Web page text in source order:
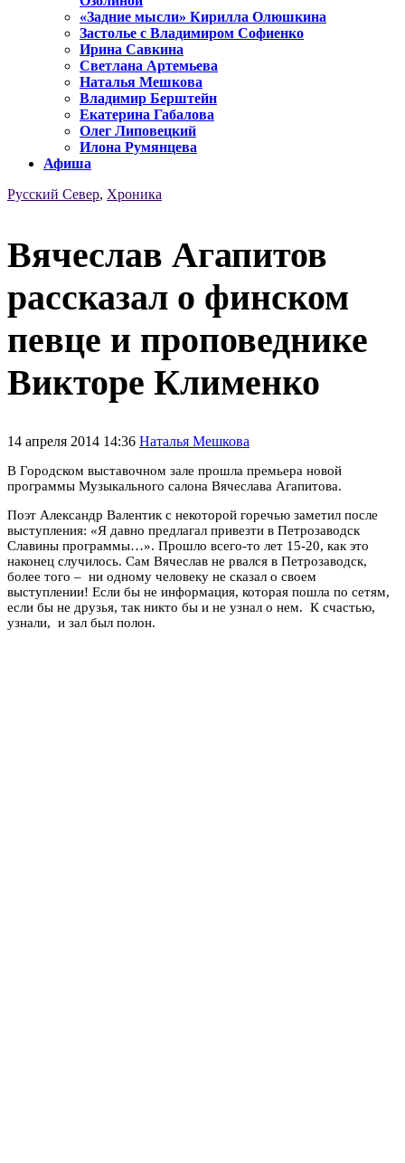
«Задние мысли» Кирилла Олюшкина
Застолье с Владимиром Софиенко
Ирина Савкина
Светлана Артемьева
Наталья Мешкова
Владимир Берштейн
Екатерина Габалова
Олег Липовецкий
Илона Румянцева
Афиша
Русский Север, Хроника
Вячеслав Агапитов
рассказал о финском
певце и проповеднике
Викторе Клименко
14 апреля 2014 14:36 Наталья Мешкова
В Городском выставочном зале прошла премьера новой
программы Музыкального салона Вячеслава Агапитова.
Поэт Александр Валентик с некоторой горечью заметил после
выступления: «Я давно предлагал привезти в Петрозаводск
Славины программы…». Прошло всего-то лет 15-20, как это
наконец случилось. Сам Вячеслав не рвался в Петрозаводск,
более того – ни одному человеку не сказал о своем
выступлении! Если бы не информация, которая пошла по сетям,
если бы не друзья, так никто бы и не узнал о нем. К счастью,
узнали, и зал был полон.